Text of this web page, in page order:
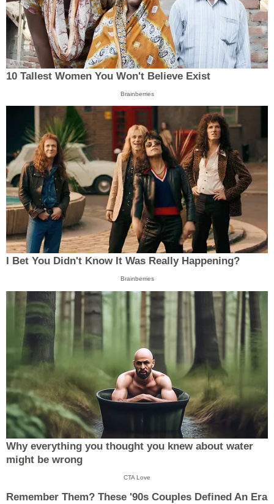
10 Tallest Women You Won't Believe Exist
Brainberries
I Bet You Didn't Know It Was Really Happening?
Brainberries
Why everything you thought you knew about water
might be wrong
CTA Love
Remember Them? These '90s Couples Defined An Era